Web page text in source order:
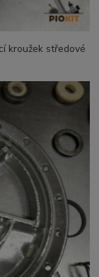
kroužek středové